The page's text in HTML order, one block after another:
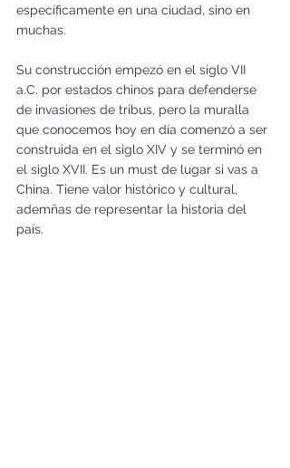
específicamente en una ciudad, sino en
muchas.
Su construcción empezó en el siglo VII
a.C. por estados chinos para defenderse
de invasiones de tribus, pero la muralla
que conocemos hoy en día comenzó a ser
construida en el siglo XIV y se terminó en
el siglo XVII. Es un must de lugar si vas a
China. Tiene valor histórico y cultural,
ademñas de representar la historia del
país.